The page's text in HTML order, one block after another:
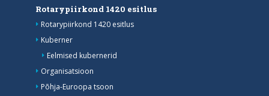
Rotarypiirkond 1420 esitlus
Rotarypiirkond 1420 esitlus
Kuberner
Eelmised kubernerid
Organisatsioon
Põhja-Euroopa tsoon